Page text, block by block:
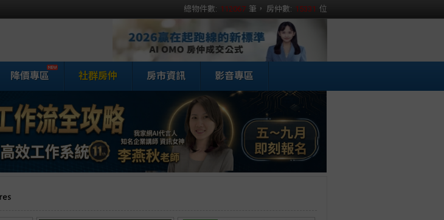
總物件數: 112067 筆， 房仲數: 15331 位
降價專區 社群房仲 房市資訊 影音專區